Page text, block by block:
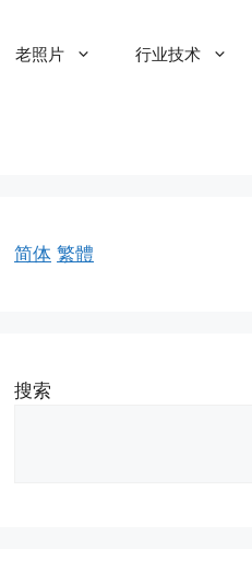
老照片 行业技术
简体 繁體
搜索